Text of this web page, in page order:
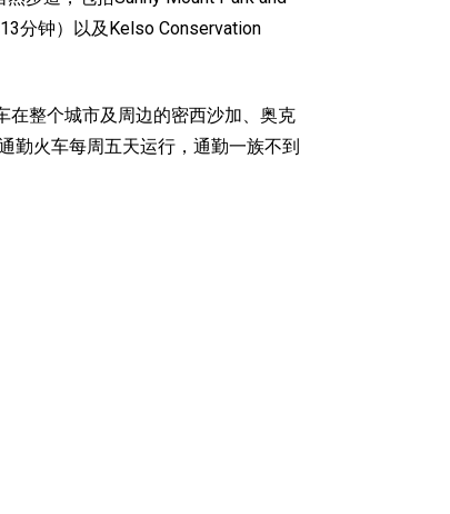
分钟）以及Kelso Conservation
在整个城市及周边的密西沙加、奥克
勤火车每周五天运行，通勤一族不到